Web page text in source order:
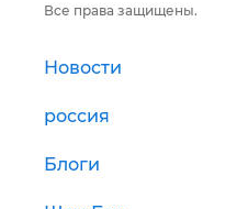
Все права защищены.
Новости
россия
Блоги